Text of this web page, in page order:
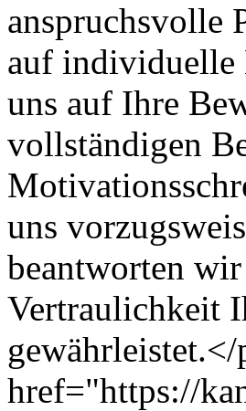
anspruchsvolle
auf individuelle
uns auf Ihre
vollständigen
uns
beantworten
Vertraulichkeit
href="https://